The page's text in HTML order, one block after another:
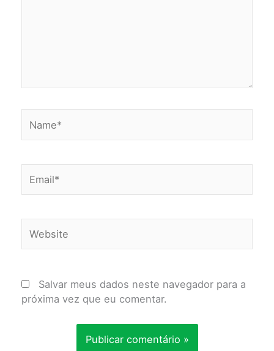
Salvar meus dados neste navegador para a
próxima vez que eu comentar.